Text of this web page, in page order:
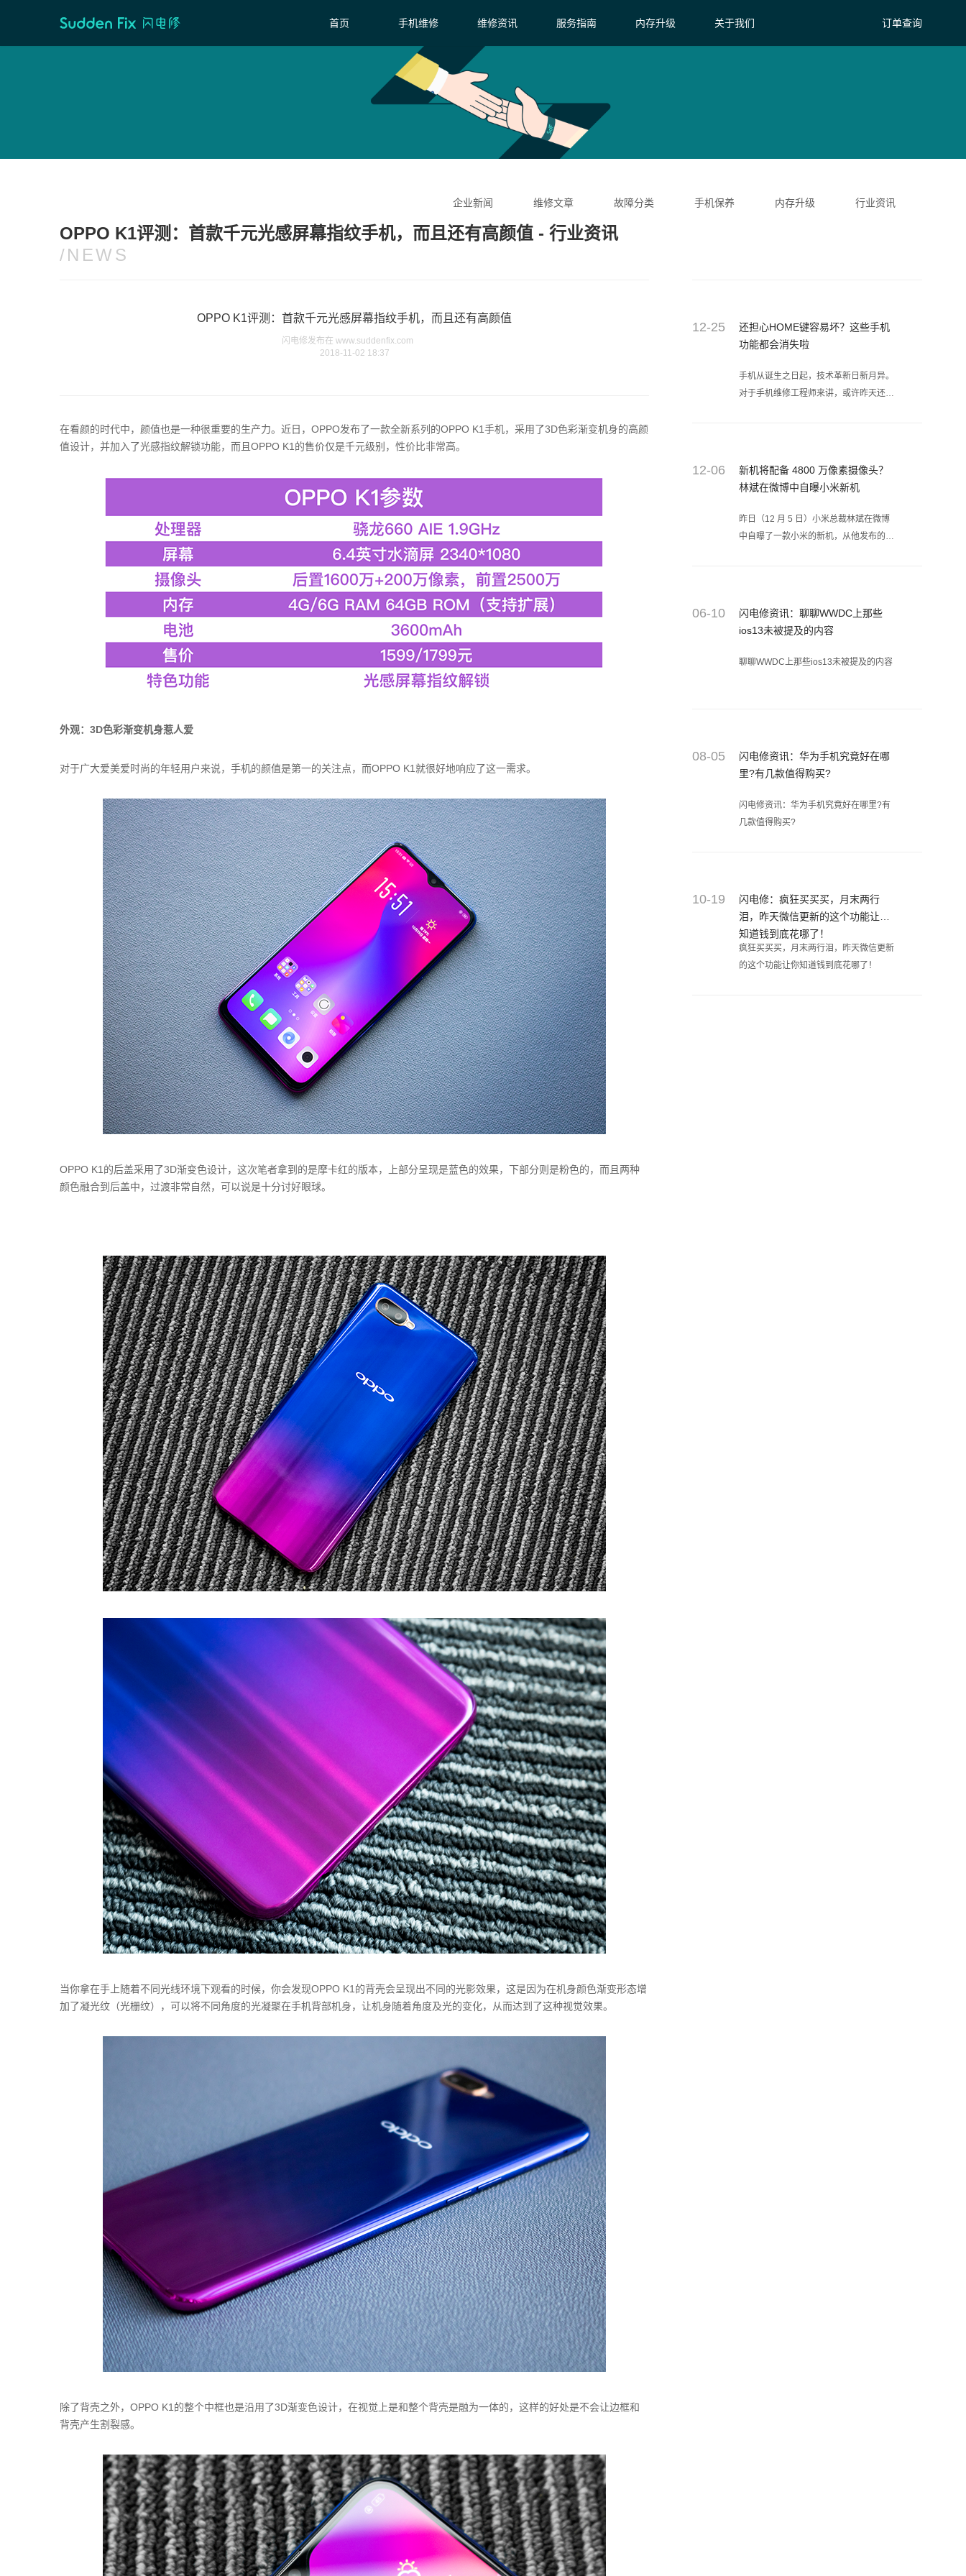
首页 手机维修 维修资讯 服务指南 内存升级 关于我们 订单查询
首页/维修资讯
企业新闻 维修文章 故障分类 手机保养 内存升级 行业资讯
OPPO K1评测：首款千元光感屏幕指纹手机，而且还有高颜值 - 行业资讯
/NEWS
OPPO K1评测：首款千元光感屏幕指纹手机，而且还有高颜值
闪电修发布在 www.suddenfix.com
2018-11-02 18:37
在看颜的时代中，颜值也是一种很重要的生产力。近日，OPPO发布了一款全新系列的OPPO K1手机，采用了3D色彩渐变机身的高颜
值设计，并加入了光感指纹解锁功能，而且OPPO K1的售价仅是千元级别，性价比非常高。
外观：3D色彩渐变机身惹人爱
对于广大爱美爱时尚的年轻用户来说，手机的颜值是第一的关注点，而OPPO K1就很好地响应了这一需求。
OPPO K1的后盖采用了3D渐变色设计，这次笔者拿到的是摩卡红的版本，上部分呈现是蓝色的效果，下部分则是粉色的，而且两种
颜色融合到后盖中，过渡非常自然，可以说是十分讨好眼球。
当你拿在手上随着不同光线环境下观看的时候，你会发现OPPO K1的背壳会呈现出不同的光影效果，这是因为在机身颜色渐变形态增
加了凝光纹（光栅纹），可以将不同角度的光凝聚在手机背部机身，让机身随着角度及光的变化，从而达到了这种视觉效果。
除了背壳之外，OPPO K1的整个中框也是沿用了3D渐变色设计，在视觉上是和整个背壳是融为一体的，这样的好处是不会让边框和
背壳产生割裂感。
12-25
还担心HOME键容易坏？这些手机
功能都会消失啦
手机从诞生之日起，技术革新日新月异。
对于手机维修工程师来讲，或许昨天还在
12-06
新机将配备 4800 万像素摄像头？
林斌在微博中自曝小米新机
昨日（12 月 5 日）小米总裁林斌在微博
中自曝了一款小米的新机，从他发布的图
06-10
闪电修资讯：聊聊WWDC上那些
ios13未被提及的内容
聊聊WWDC上那些ios13未被提及的内容
08-05
闪电修资讯：华为手机究竟好在哪
里?有几款值得购买?
闪电修资讯：华为手机究竟好在哪里?有
几款值得购买?
10-19
闪电修：疯狂买买买，月末两行
泪，昨天微信更新的这个功能让你
知道钱到底花哪了！
疯狂买买买，月末两行泪，昨天微信更新
的这个功能让你知道钱到底花哪了！